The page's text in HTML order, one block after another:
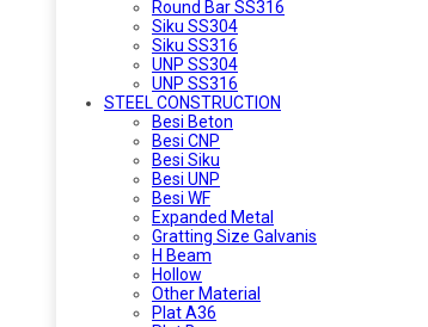
Round Bar SS316
Siku SS304
Siku SS316
UNP SS304
UNP SS316
STEEL CONSTRUCTION
Besi Beton
Besi CNP
Besi Siku
Besi UNP
Besi WF
Expanded Metal
Gratting Size Galvanis
H Beam
Hollow
Other Material
Plat A36